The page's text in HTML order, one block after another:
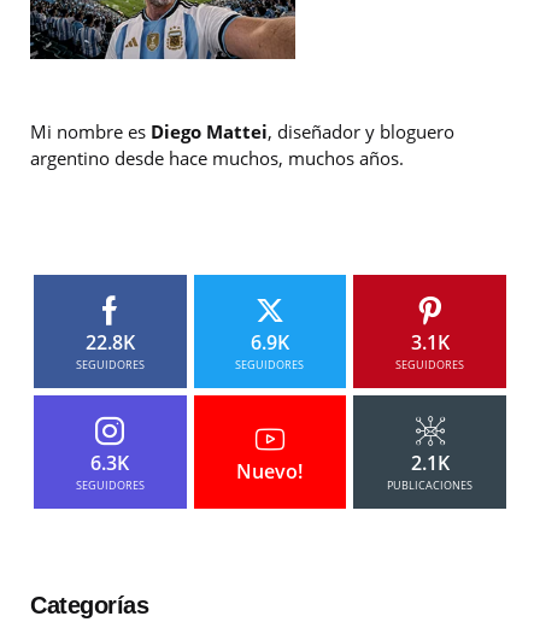
Mi nombre es Diego Mattei, diseñador y bloguero
argentino desde hace muchos, muchos años.
22.8K
SEGUIDORES
6.9K
SEGUIDORES
3.1K
SEGUIDORES
6.3K
SEGUIDORES
Nuevo! 2.1K
PUBLICACIONES
Categorías